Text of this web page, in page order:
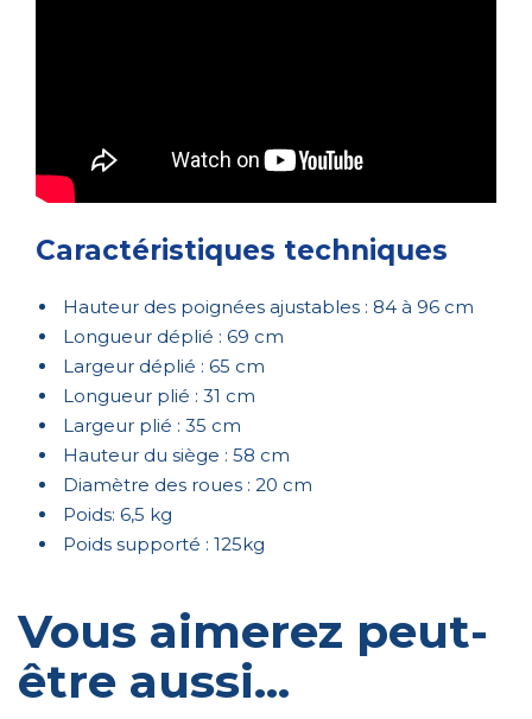
Caractéristiques techniques
Hauteur des poignées ajustables : 84 à 96 cm
Longueur déplié : 69 cm
Largeur déplié : 65 cm
Longueur plié : 31 cm
Largeur plié : 35 cm
Hauteur du siège : 58 cm
Diamètre des roues : 20 cm
Poids: 6,5 kg
Poids supporté : 125kg
Vous aimerez peut-
être aussi…